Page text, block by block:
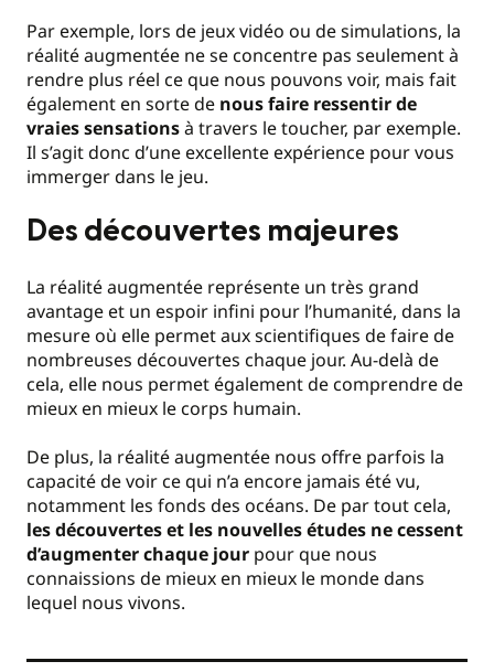
Par exemple, lors de jeux vidéo ou de simulations, la
réalité augmentée ne se concentre pas seulement à
rendre plus réel ce que nous pouvons voir, mais fait
également en sorte de nous faire ressentir de
vraies sensationsà travers le toucher, par exemple.
Il s’agit donc d’une excellente expérience pour vous
immerger dans le jeu.
Des découvertes majeures
La réalité augmentée représente un très grand
avantage et un espoir infini pour l’humanité, dans la
mesure où elle permet aux scientifiques de faire de
nombreuses découvertes chaque jour. Au-delà de
cela, elle nous permet également de comprendre de
mieux en mieux le corps humain.
De plus, la réalité augmentée nous offre parfois la
capacité de voir ce qui n’a encore jamais été vu,
notamment les fonds des océans. De par tout cela,
les découvertes et les nouvelles études ne cessent
d’augmenter chaque jour pour que nous
connaissions de mieux en mieux le monde dans
lequel nous vivons.